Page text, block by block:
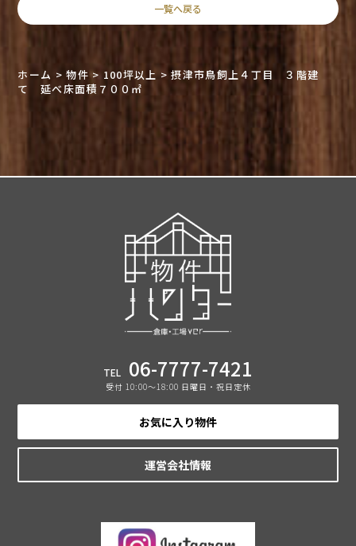
一覧へ戻る
ホーム >物件> 100坪以上>摂津市鳥飼上４丁目 ３階建
て 延べ床面積７００㎡
TEL 06-7777-7421
受付 10:00〜18:00 日曜日・祝日定休
お気に入り物件
運営会社情報